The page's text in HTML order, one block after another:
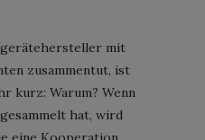
mit
zusammentut, ist
kurz: Warum? Wenn
hat, wird